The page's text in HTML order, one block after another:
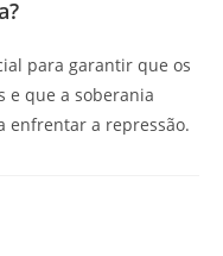
para garantir que os
e que a soberania
enfrentar a repressão.